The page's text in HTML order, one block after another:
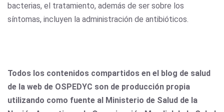
bacterias, el tratamiento, además de ser sobre los
síntomas, incluyen la administración de antibióticos.
Todos los contenidos compartidos en el blog de salud
de la web de OSPEDYC son de producción propia
utilizando como fuente al Ministerio de Salud de la